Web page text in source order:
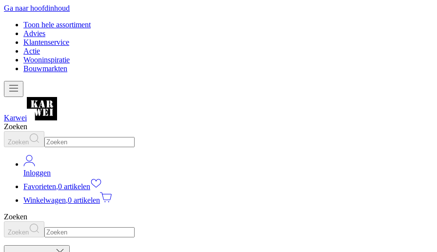
Ga naar hoofdinhoud
Toon hele assortiment
Advies
Klantenservice
Actie
Wooninspiratie
Bouwmarkten
Karwei
Zoeken
Zoeken
Inloggen
Favorieten,0 artikelen
Winkelwagen,0 artikelen
Zoeken
Zoeken